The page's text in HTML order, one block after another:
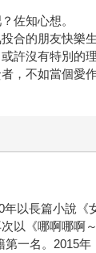
佐知心想。
合的朋友快樂
許沒有特別的
，不如當個愛
年以長篇小說
以《哪啊哪啊
第一名。2015